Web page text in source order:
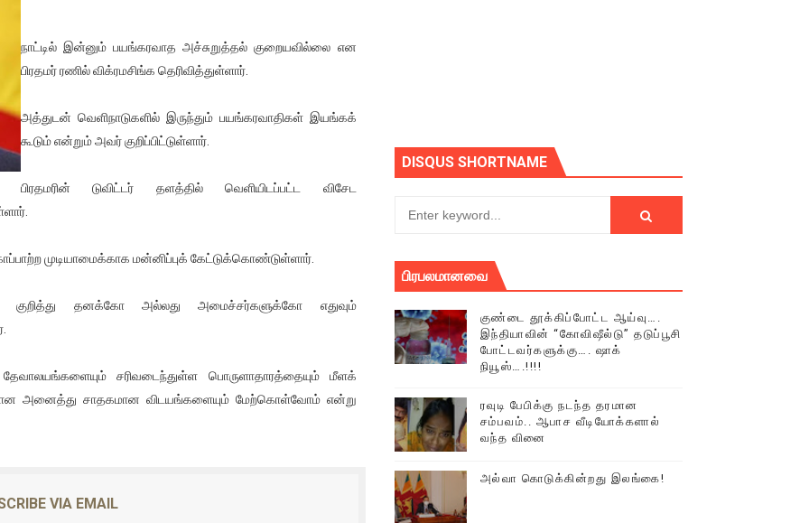
கண்டனப் போராட்டத்திற்கு கலந்துகொள்ளுமாறு அன்புரிமையோடு அழைக்கின்றோம்.
மாணவர்கள் தொடர்பில் நாடாளுமன்றத்தில் பகிரங்க கேள்வி
இலங்கைத் தமிழ் குடும்பம்!! நடந்தது என்ன
இலங்கை பாடலாசிரியர் வெளியிட்ட...
- கொதித்தெழுந்த பிரதேசவாசிகள்!
இடங்கள்...
செய்த முதியவருக்கு வழங்கப்பட்ட தண்டனை
கேணல் சங்கர் ஆகியோரின் நினைவெழுச்சி நாள் - 26.09.2021 சுவிஸ் (செய்தியும்,படங்களும்..)
தமிழின அழிப்பிற்கு நீதி கேட்டு நடைபெற்ற கவனயீர்ப்புப் போராட்டத்தில் திரண்ட தமிழ்மக்கள்!!
சபை கூட்டத்தில் இன்று உரை
நாட்டில் இன்னும் பயங்கரவாத அச்சுறுத்தல் குறையவில்லை என
பிரதமர் ரணில் விக்ரமசிங்க தெரிவித்துள்ளார்.
அத்துடன் வெளிநாடுகளில் இருந்தும் பயங்கரவாதிகள் இயங்கக்
கூடும் என்றும் அவர் குறிப்பிட்டுள்ளார்.
பிரதமரின் டுவிட்டர் தளத்தில் வெளியிடப்பட்ட விசேட
முடியாமைக்காக மன்னிப்புக் கேட்டுக்கொண்டுள்ளார்.
தனக்கோ அல்லது அமைச்சர்களுக்கோ எதுவும்
சரிவடைந்துள்ள பொருளாதாரத்தையும் மீளக்
அனைத்து சாதகமான விடயங்களையும் மேற்கொள்வோம் என்று
VIA EMAIL
DISQUS SHORTNAME
பிரபலமானவை
குண்டை தூக்கிப்போட்ட ஆய்வு….
இந்தியாவின் “கோவிஷீல்டு” தடுப்பூசி
போட்டவர்களுக்கு…. ஷாக்
நியூஸ்….!!!!
ரவுடி பேபிக்கு நடந்த தரமான
சம்பவம்.. ஆபாச வீடியோக்களால்
வந்த வினை
அல்வா கொடுக்கின்றது இலங்கை!